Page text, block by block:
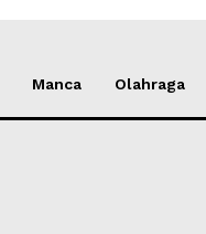
Manca Olahraga